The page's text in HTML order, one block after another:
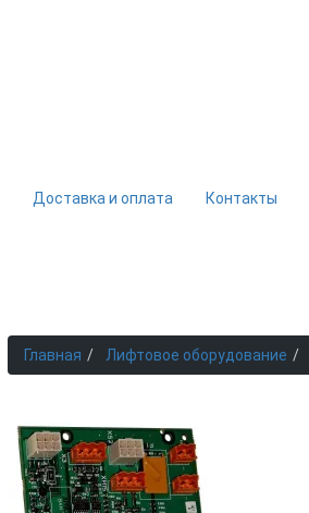
Доставка и оплата Контакты
Главная Лифтовое оборудование